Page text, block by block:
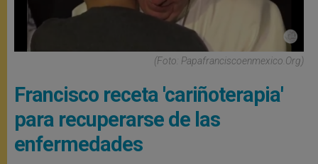
(Foto: Papafranciscoenmexico.org)
Francisco receta 'cariñoterapia'
para recuperarse de las
enfermedades